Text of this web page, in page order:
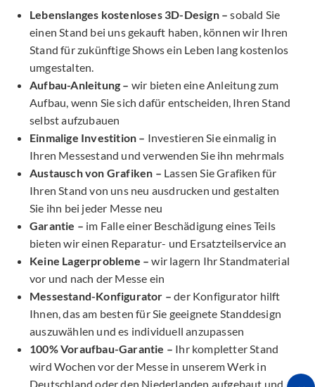
Lebenslanges kostenloses 3D-Design – sobald Sie
einen Stand bei uns gekauft haben, können wir Ihren
Stand für zukünftige Shows ein Leben lang kostenlos
umgestalten.
Aufbau-Anleitung – wir bieten eine Anleitung zum
Aufbau, wenn Sie sich dafür entscheiden, Ihren Stand
selbst aufzubauen
Einmalige Investition – Investieren Sie einmalig in
Ihren Messestand und verwenden Sie ihn mehrmals
Austausch von Grafiken – Lassen Sie Grafiken für
Ihren Stand von uns neu ausdrucken und gestalten
Sie ihn bei jeder Messe neu
Garantie – im Falle einer Beschädigung eines Teils
bieten wir einen Reparatur- und Ersatzteilservice an
Keine Lagerprobleme – wir lagern Ihr Standmaterial
vor und nach der Messe ein
Messestand-Konfigurator – der Konfigurator hilft
Ihnen, das am besten für Sie geeignete Standdesign
auszuwählen und es individuell anzupassen
100% Voraufbau-Garantie – Ihr kompletter Stand
wird Wochen vor der Messe in unserem Werk in
Deutschland oder den Niederlanden aufgebaut und